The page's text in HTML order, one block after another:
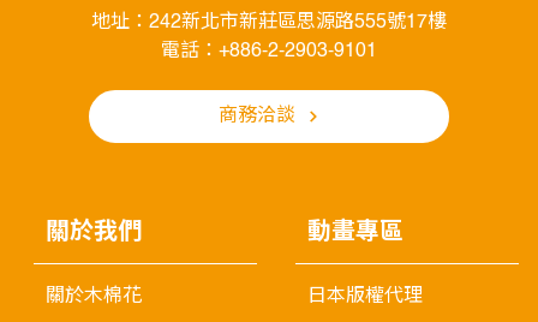
地址：242新北市新莊區思源路555號17樓
電話：+886-2-2903-9101
商務洽談
關於我們
關於木棉花
動畫專區
日本版權代理